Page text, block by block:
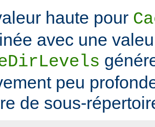
haute pour
avec une
peu
de sous-